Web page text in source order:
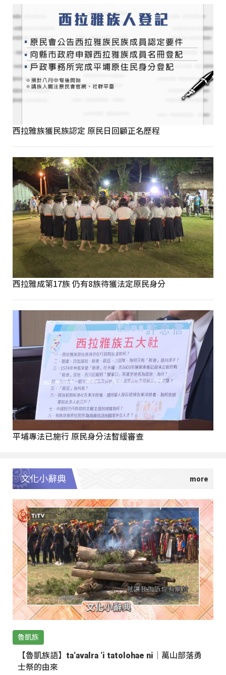
西拉雅族獲民族認定 原民日回顧正名歷程
西拉雅成第17族 仍有8族待獲法定原民身分
平埔專法已施行 原民身分法暫緩審查
文化小辭典
魯凱族
【魯凱族語】ta‘avalra ‘i tatolohae ni｜萬山部落勇
士祭的由來